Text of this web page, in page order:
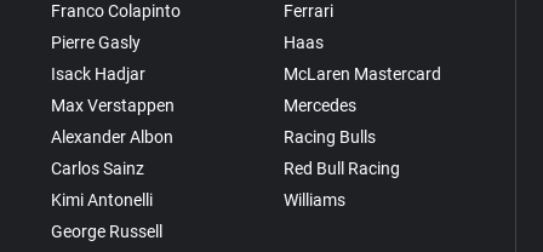
Franco Colapinto
Pierre Gasly
Isack Hadjar
Max Verstappen
Alexander Albon
Carlos Sainz
Kimi Antonelli
George Russell
Ferrari
Haas
McLaren Mastercard
Mercedes
Racing Bulls
Red Bull Racing
Williams